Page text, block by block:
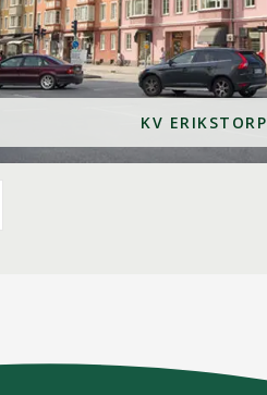
KV ERIKSTORP